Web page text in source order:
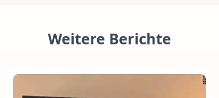
Weitere Berichte